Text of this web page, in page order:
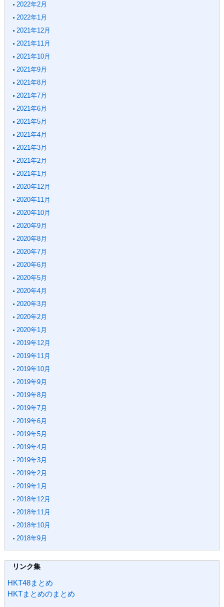
2022年2月
2022年1月
2021年12月
2021年11月
2021年10月
2021年9月
2021年8月
2021年7月
2021年6月
2021年5月
2021年4月
2021年3月
2021年2月
2021年1月
2020年12月
2020年11月
2020年10月
2020年9月
2020年8月
2020年7月
2020年6月
2020年5月
2020年4月
2020年3月
2020年2月
2020年1月
2019年12月
2019年11月
2019年10月
2019年9月
2019年8月
2019年7月
2019年6月
2019年5月
2019年4月
2019年3月
2019年2月
2019年1月
2018年12月
2018年11月
2018年10月
2018年9月
リンク集
HKT48まとめ
HKTまとめのまとめ